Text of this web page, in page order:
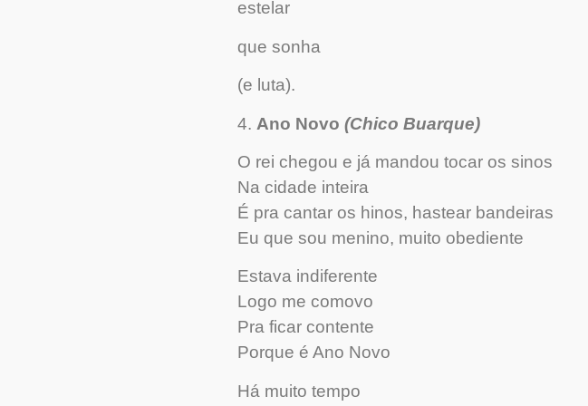
estelar
que sonha
(e luta).
4. Ano Novo (Chico Buarque)
O rei chegou e já mandou tocar os sinos
Na cidade inteira
É pra cantar os hinos, hastear bandeiras
Eu que sou menino, muito obediente
Estava indiferente
Logo me comovo
Pra ficar contente
Porque é Ano Novo
Há muito tempo